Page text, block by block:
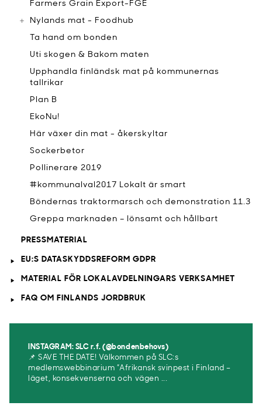
Farmers Grain Export-FGE
Nylands mat - Foodhub
Ta hand om bonden
Uti skogen & Bakom maten
Upphandla finländsk mat på kommunernas
tallrikar
Plan B
EkoNu!
Här växer din mat - åkerskyltar
Sockerbetor
Pollinerare 2019
#kommunalval2017 Lokalt är smart
Böndernas traktormarsch och demonstration 11.3
Greppa marknaden – lönsamt och hållbart
PRESSMATERIAL
EU:S DATASKYDDSREFORM GDPR
MATERIAL FÖR LOKALAVDELNINGARS VERKSAMHET
FAQ OM FINLANDS JORDBRUK
INSTAGRAM: SLC r.f. (@bondenbehovs)
📌 SAVE THE DATE! Välkommen på SLC:s
medlemswebbinarium ”Afrikansk svinpest i Finland –
läget, konsekvenserna och vägen ...